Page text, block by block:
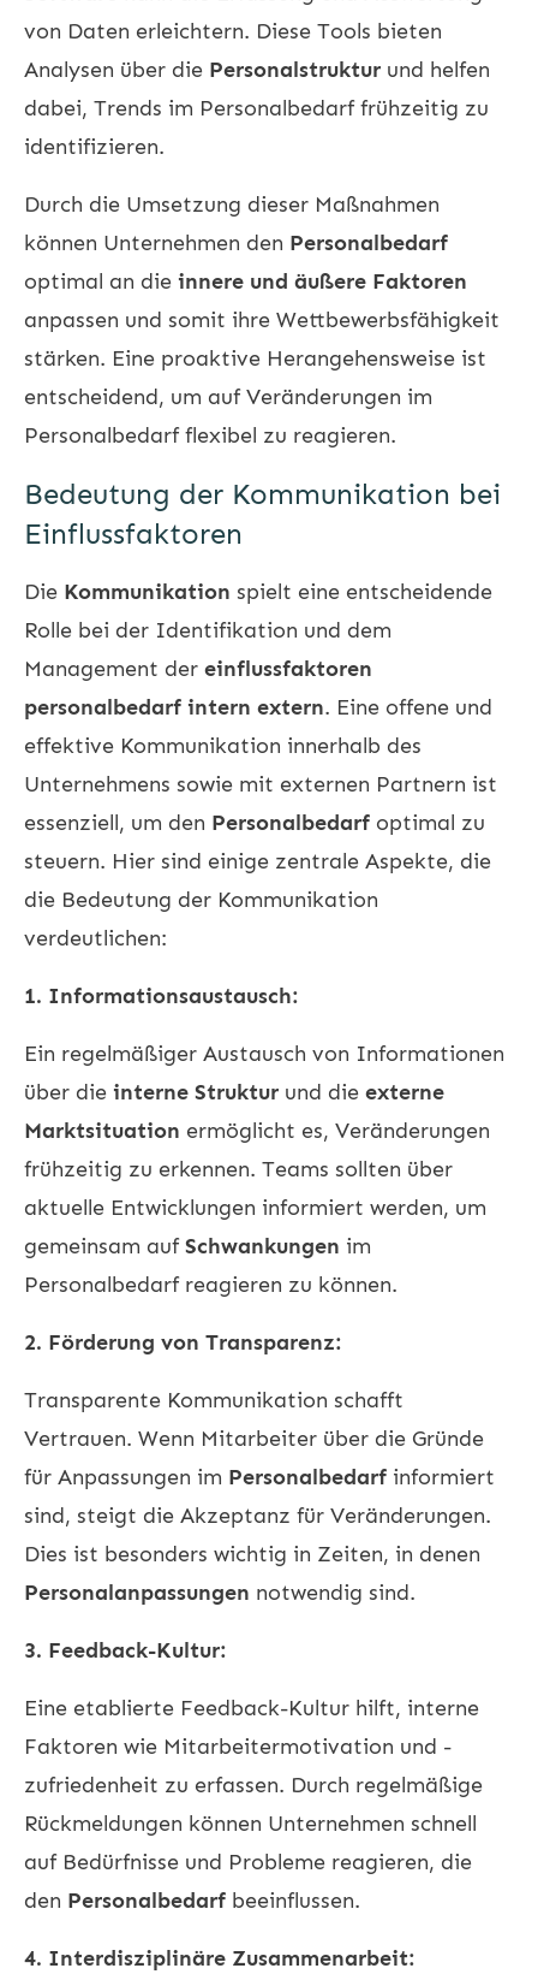
von Daten erleichtern. Diese Tools bieten
Analysen über die Personalstruktur und helfen
dabei, Trends im Personalbedarf frühzeitig zu
identifizieren.
Durch die Umsetzung dieser Maßnahmen
können Unternehmen den Personalbedarf
optimal an die innere und äußere Faktoren
anpassen und somit ihre Wettbewerbsfähigkeit
stärken. Eine proaktive Herangehensweise ist
entscheidend, um auf Veränderungen im
Personalbedarf flexibel zu reagieren.
Bedeutung der Kommunikation bei
Einflussfaktoren
Die Kommunikation spielt eine entscheidende
Rolle bei der Identifikation und dem
Management der einflussfaktoren
personalbedarf intern extern. Eine offene und
effektive Kommunikation innerhalb des
Unternehmens sowie mit externen Partnern ist
essenziell, um den Personalbedarf optimal zu
steuern. Hier sind einige zentrale Aspekte, die
die Bedeutung der Kommunikation
verdeutlichen:
1. Informationsaustausch:
Ein regelmäßiger Austausch von Informationen
über die interne Struktur und die externe
Marktsituation ermöglicht es, Veränderungen
frühzeitig zu erkennen. Teams sollten über
aktuelle Entwicklungen informiert werden, um
gemeinsam aufSchwankungen im
Personalbedarf reagieren zu können.
2. Förderung von Transparenz:
Transparente Kommunikation schafft
Vertrauen. Wenn Mitarbeiter über die Gründe
für Anpassungen im Personalbedarf informiert
sind, steigt die Akzeptanz für Veränderungen.
Dies ist besonders wichtig in Zeiten, in denen
Personalanpassungen notwendig sind.
3. Feedback-Kultur:
Eine etablierte Feedback-Kultur hilft, interne
Faktoren wie Mitarbeitermotivation und -
zufriedenheit zu erfassen. Durch regelmäßige
Rückmeldungen können Unternehmen schnell
auf Bedürfnisse und Probleme reagieren, die
den Personalbedarf beeinflussen.
4. Interdisziplinäre Zusammenarbeit: